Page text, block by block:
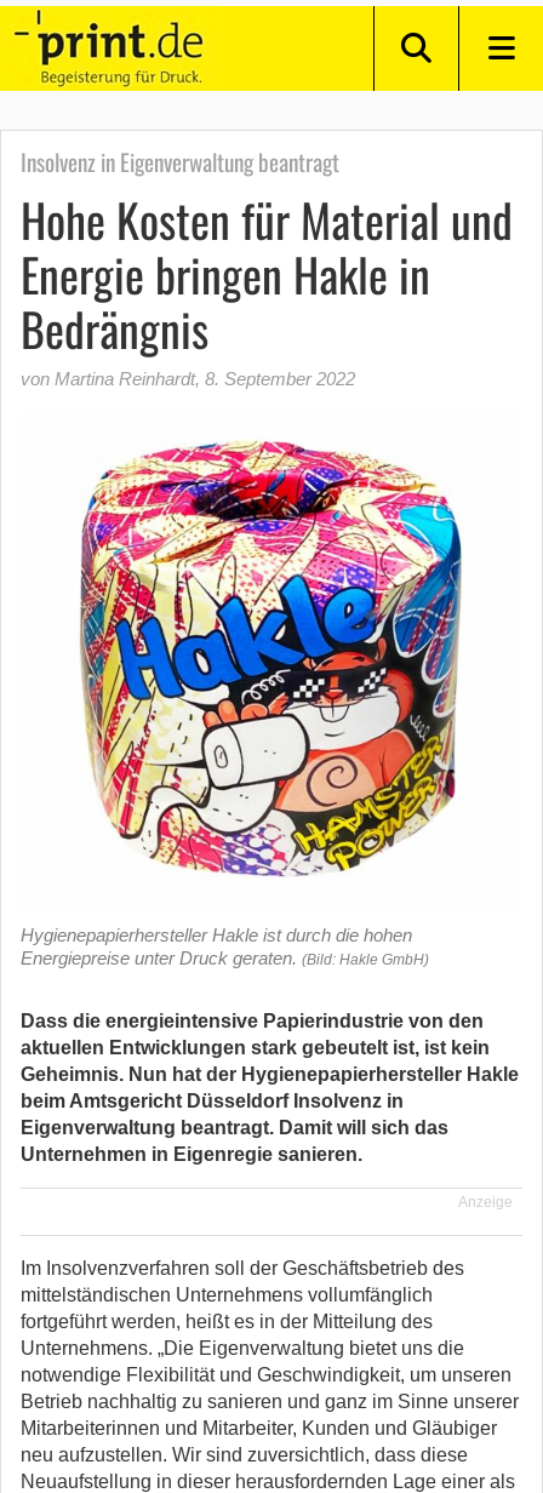
Insolvenz in Eigenverwaltung beantragt
Hohe Kosten für Material und
Energie bringen Hakle in
Bedrängnis
von Martina Reinhardt, 8. September 2022
Hygienepapierhersteller Hakle ist durch die hohen
Energiepreise unter Druck geraten. (Bild: Hakle GmbH)
Dass die energieintensive Papierindustrie von den
aktuellen Entwicklungen stark gebeutelt ist, ist kein
Geheimnis. Nun hat der Hygienepapierhersteller Hakle
beim Amtsgericht Düsseldorf Insolvenz in
Eigenverwaltung beantragt. Damit will sich das
Unternehmen in Eigenregie sanieren.
Anzeige
Im Insolvenzverfahren soll der Geschäftsbetrieb des
mittelständischen Unternehmens vollumfänglich
fortgeführt werden, heißt es in der Mitteilung des
Unternehmens. „Die Eigenverwaltung bietet uns die
notwendige Flexibilität und Geschwindigkeit, um unseren
Betrieb nachhaltig zu sanieren und ganz im Sinne unserer
Mitarbeiterinnen und Mitarbeiter, Kunden und Gläubiger
neu aufzustellen. Wir sind zuversichtlich, dass diese
Neuaufstellung in dieser herausfordernden Lage einer als